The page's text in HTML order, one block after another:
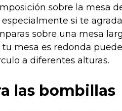
sobre la mesa
si te
sobre una mesa
tu mesa es redonda
a diferentes alturas.
las bombillas